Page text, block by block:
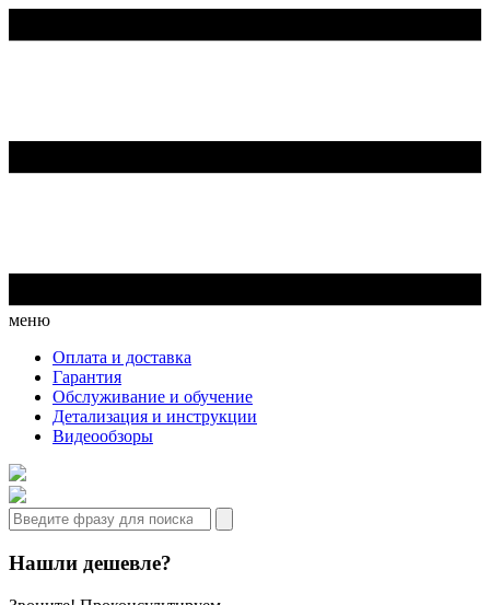
меню
Оплата и доставка
Гарантия
Обслуживание и обучение
Детализация и инструкции
Видеообзоры
Нашли дешевле?